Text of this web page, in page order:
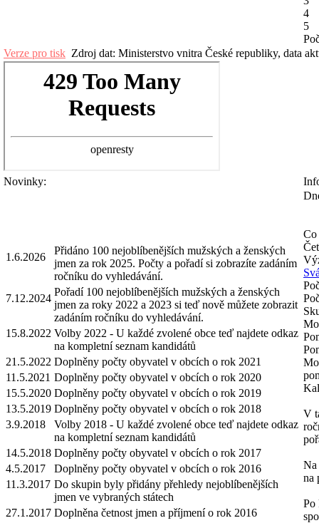
4
5
Verze pro tisk Zdroj dat: Ministerstvo vnitra České republiky, data
Novinky:
1.6.2026
Přidáno 100 nejoblíbenějších mužských a ženských
jmen za rok 2025. Počty a pořadí si zobrazíte zadáním
ročníku do vyhledávání.
7.12.2024
Pořadí 100 nejoblíbenějších mužských a ženských
jmen za roky 2022 a 2023 si teď nově můžete zobrazit
zadáním ročníku do vyhledávání.
15.8.2022 Volby 2022 - U každé zvolené obce teď najdete odkaz
na kompletní seznam kandidátů
21.5.2022 Doplněny počty obyvatel v obcích o rok 2021
11.5.2021 Doplněny počty obyvatel v obcích o rok 2020
15.5.2020 Doplněny počty obyvatel v obcích o rok 2019
13.5.2019 Doplněny počty obyvatel v obcích o rok 2018
3.9.2018
Volby 2018 - U každé zvolené obce teď najdete odkaz
na kompletní seznam kandidátů
14.5.2018 Doplněny počty obyvatel v obcích o rok 2017
4.5.2017
Doplněny počty obyvatel v obcích o rok 2016
11.3.2017 Do skupin byly přidány přehledy nejoblíbenějších
jmen ve vybraných státech
27.1.2017 Doplněna četnost jmen a příjmení o rok 2016
Co
V
Na
na
Po